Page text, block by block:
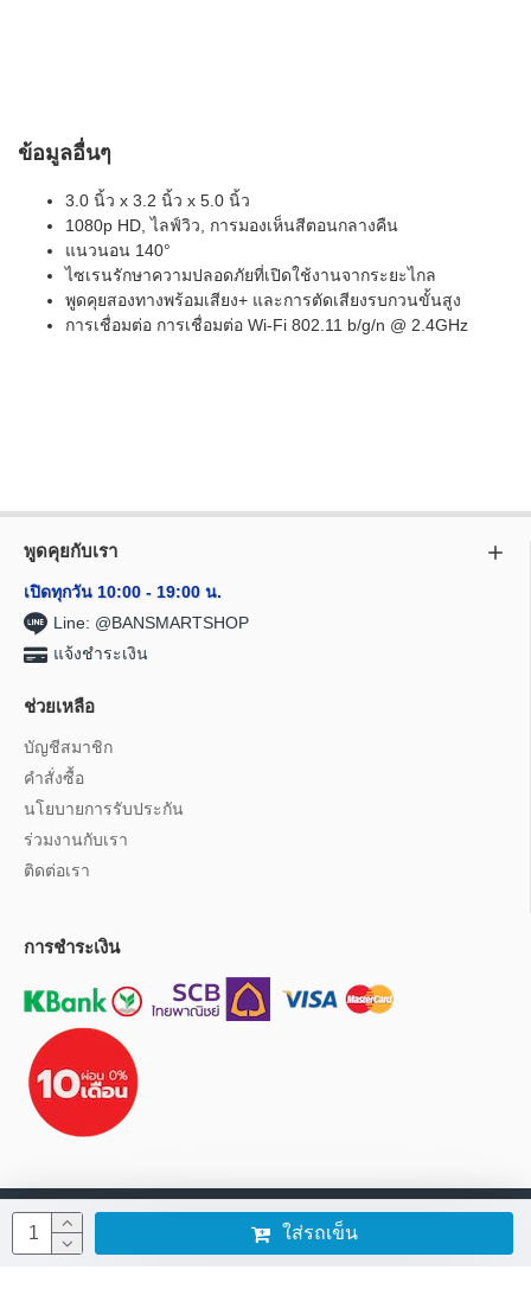
ใส่รถเข็น
ข้อมูลอื่นๆ
3.0 นิ้ว x 3.2 นิ้ว x 5.0 นิ้ว
1080p HD, ไลฟ์วิว, การมองเห็นสีตอนกลางคืน
แนวนอน 140°
ไซเรนรักษาความปลอดภัยที่เปิดใช้งานจากระยะไกล
พูดคุยสองทางพร้อมเสียง+ และการตัดเสียงรบกวนขั้นสูง
การเชื่อมต่อ การเชื่อมต่อ Wi-Fi 802.11 b/g/n @ 2.4GHz
พูดคุยกับเรา
เปิดทุกวัน 10:00 - 19:00 น.
Line: @BANSMARTSHOP
แจ้งชำระเงิน
ช่วยเหลือ
บัญชีสมาชิก
คำสั่งซื้อ
นโยบายการรับประกัน
ร่วมงานกับเรา
ติดต่อเรา
การชำระเงิน
นโยบายการใช้งานเว็บไซต์
สงวนลิขสิทธิ์ © 2014-2025 โดย บริษัท ทีเอสเอ็ม กรุ๊ป (ประเทศไทย) จำกัด